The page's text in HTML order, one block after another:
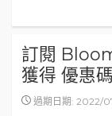
訂閱
獲得 優惠碼
過期日期: 2022/